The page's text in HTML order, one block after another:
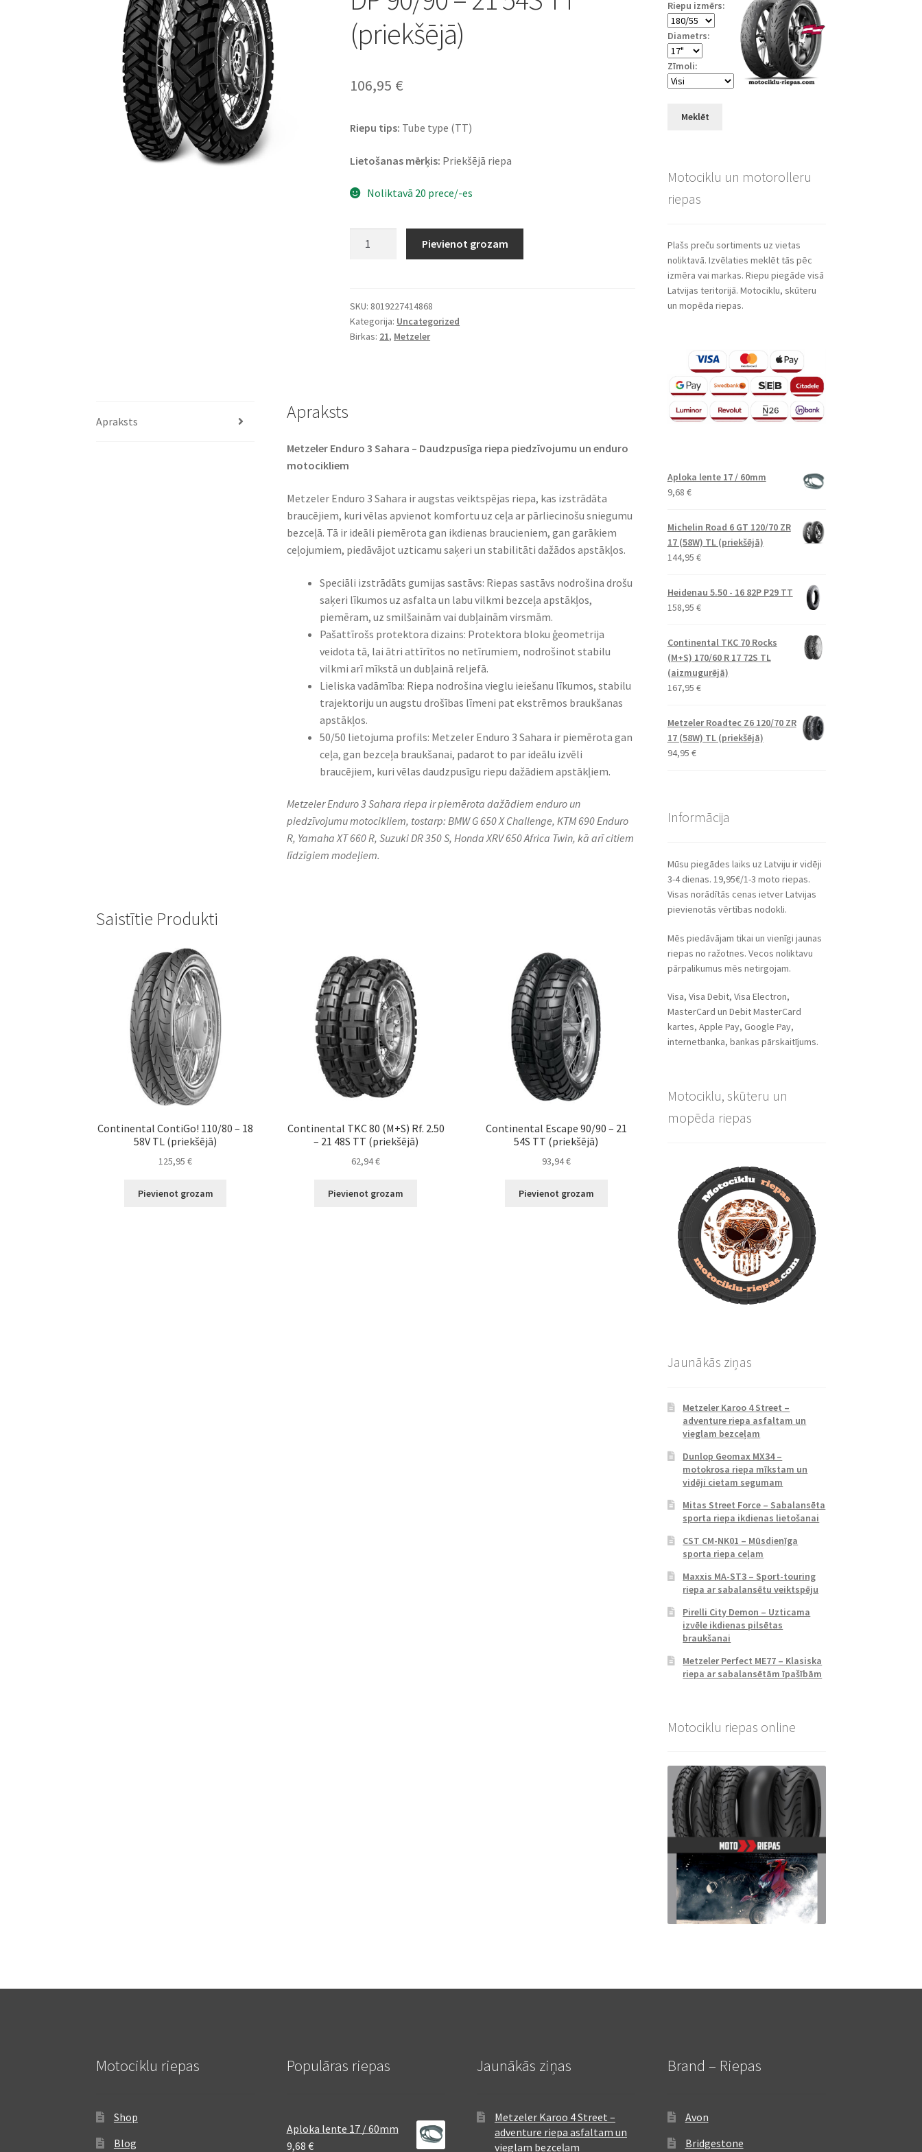
(priekšējā)
106,95 €
Riepu tips: Tube type (TT)
Lietošanas mērķis: Priekšējā riepa
Noliktavā 20 prece/-es
DP
90/90
-
Pievienot grozam
SKU: 8019227414868
Kategorija: Uncategorized
Birkas: 21, Metzeler
Apraksts Apraksts
Metzeler Enduro 3 Sahara – Daudzpusīga riepa piedzīvojumu un enduro
motocikliem
Metzeler Enduro 3 Sahara ir augstas veiktspējas riepa, kas izstrādāta
braucējiem, kuri vēlas apvienot komfortu uz ceļa ar pārliecinošu sniegumu
bezceļā. Tā ir ideāli piemērota gan ikdienas braucieniem, gan garākiem
ceļojumiem, piedāvājot uzticamu saķeri un stabilitāti dažādos apstākļos.
Speciāli izstrādāts gumijas sastāvs: Riepas sastāvs nodrošina drošu
saķeri līkumos uz asfalta un labu vilkmi bezceļa apstākļos,
piemēram, uz smilšainām vai dubļainām virsmām.
Pašattīrošs protektora dizains: Protektora bloku ģeometrija
veidota tā, lai ātri attīrītos no netīrumiem, nodrošinot stabilu
vilkmi arī mīkstā un dubļainā reljefā.
Lieliska vadāmība: Riepa nodrošina vieglu ieiešanu līkumos, stabilu
trajektoriju un augstu drošības līmeni pat ekstrēmos braukšanas
apstākļos.
50/50 lietojuma profils: Metzeler Enduro 3 Sahara ir piemērota gan
ceļa, gan bezceļa braukšanai, padarot to par ideālu izvēli
braucējiem, kuri vēlas daudzpusīgu riepu dažādiem apstākļiem.
Metzeler Enduro 3 Sahara riepa ir piemērota dažādiem enduro un
piedzīvojumu motocikliem, tostarp: BMW G 650 X Challenge, KTM 690 Enduro
R, Yamaha XT 660 R, Suzuki DR 350 S, Honda XRV 650 Africa Twin, kā arī citiem
līdzīgiem modeļiem.
Saistītie Produkti
Continental ContiGo! 110/80 – 18
58V TL (priekšējā)
125,95€
Pievienot grozam
Continental TKC 80 (M+S) Rf. 2.50
– 21 48S TT (priekšējā)
62,94€
Pievienot grozam
Continental Escape 90/90 – 21
54S TT (priekšējā)
93,94€
Pievienot grozam
Riepu izmērs:
Diametrs:
Zīmoli:
Meklēt
Motociklu un motorolleru
riepas
Plašs preču sortiments uz vietas
noliktavā. Izvēlaties meklēt tās pēc
izmēra vai markas. Riepu piegāde visā
Latvijas teritorijā. Motociklu, skūteru
un mopēda riepas.
Aploka lente 17 / 60mm
9,68 €
Michelin Road 6 GT 120/70 ZR
17 (58W) TL (priekšējā)
144,95 €
Heidenau 5.50 - 16 82P P29 TT
158,95 €
Continental TKC 70 Rocks
(M+S) 170/60 R 17 72S TL
(aizmugurējā)
167,95 €
Metzeler Roadtec Z6 120/70 ZR
17 (58W) TL (priekšējā)
94,95 €
Informācija
Mūsu piegādes laiks uz Latviju ir vidēji
3-4 dienas. 19,95€/1-3 moto riepas.
Visas norādītās cenas ietver Latvijas
pievienotās vērtības nodokli.
Mēs piedāvājam tikai un vienīgi jaunas
riepas no ražotnes. Vecos noliktavu
pārpalikumus mēs netirgojam.
Visa, Visa Debit, Visa Electron,
MasterCard un Debit MasterCard
kartes, Apple Pay, Google Pay,
internetbanka, bankas pārskaitījums.
Motociklu, skūteru un
mopēda riepas
Jaunākās ziņas
Metzeler Karoo 4 Street –
adventure riepa asfaltam un
vieglam bezceļam
Dunlop Geomax MX34 –
motokrosa riepa mīkstam un
vidēji cietam segumam
Mitas Street Force – Sabalansēta
sporta riepa ikdienas lietošanai
CST CM-NK01 – Mūsdienīga
sporta riepa ceļam
Maxxis MA-ST3 – Sport-touring
riepa ar sabalansētu veiktspēju
Pirelli City Demon – Uzticama
izvēle ikdienas pilsētas
braukšanai
Metzeler Perfect ME77 – Klasiska
riepa ar sabalansētām īpašībām
Motociklu riepas online
Motociklu riepas
Shop
Blog
Populāras riepas
Aploka lente 17 / 60mm
9,68 €
Jaunākās ziņas
Metzeler Karoo 4 Street –
adventure riepa asfaltam un
vieglam bezceļam
Brand – Riepas
Avon
Bridgestone